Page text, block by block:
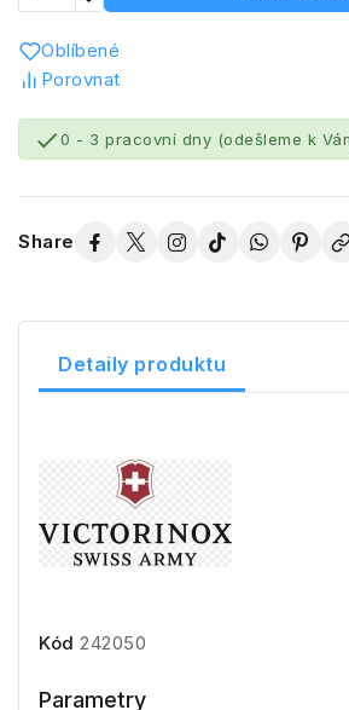
Oblíbené
Porovnat
0 - 3 pracovní dny (odešleme k
Share
Detaily produktu
Kód 242050
Parametry